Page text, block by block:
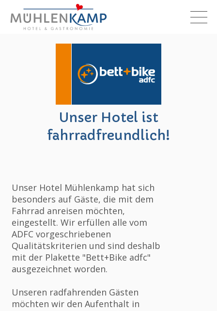
Unser Hotel ist
fahrradfreundlich!
Unser Hotel Mühlenkamp hat sich
besonders auf Gäste, die mit dem
Fahrrad anreisen möchten,
eingestellt. Wir erfüllen alle vom
ADFC vorgeschriebenen
Qualitätskriterien und sind deshalb
mit der Plakette "Bett+Bike adfc"
ausgezeichnet worden.
Unseren radfahrenden Gästen
möchten wir den Aufenthalt in